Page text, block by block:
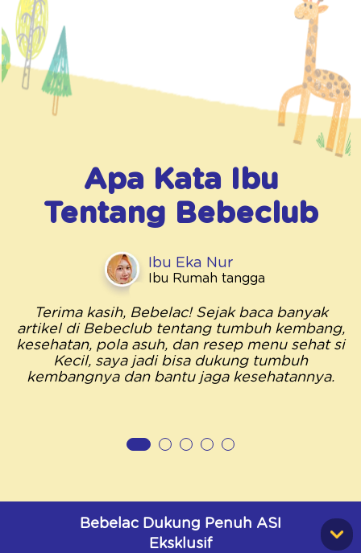
Apa Kata Ibu
Tentang Bebeclub
Ibu Eka Nur
Ibu Rumah tangga
Terima kasih, Bebelac! Sejak baca banyak
artikel di Bebeclub tentang tumbuh kembang,
kesehatan, pola asuh, dan resep menu sehat si
Kecil, saya jadi bisa dukung tumbuh
kembangnya dan bantu jaga kesehatannya.
Bebelac Dukung Penuh ASI
Eksklusif